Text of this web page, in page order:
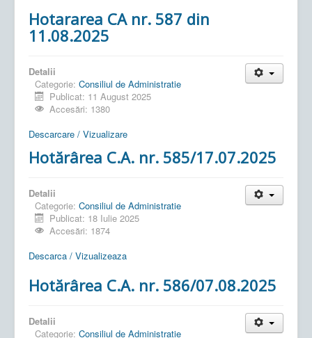
Hotararea CA nr. 587 din
11.08.2025
Detalii
Categorie: Consiliul de Administratie
Publicat: 11 August 2025
Accesări: 1380
Descarcare / Vizualizare
Hotărârea C.A. nr. 585/17.07.2025
Detalii
Categorie: Consiliul de Administratie
Publicat: 18 Iulie 2025
Accesări: 1874
Descarca / Vizualizeaza
Hotărârea C.A. nr. 586/07.08.2025
Detalii
Categorie: Consiliul de Administratie